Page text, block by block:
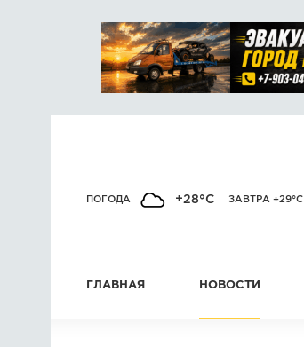
ПОГОДА +28°C ЗАВТРА +29°C
ГЛАВНАЯ НОВОСТИ